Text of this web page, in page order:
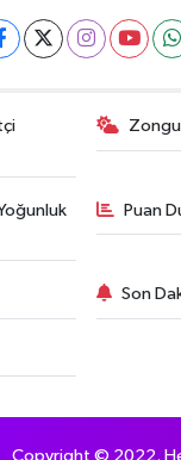
Puan
Son
Copyright © 2022. Her